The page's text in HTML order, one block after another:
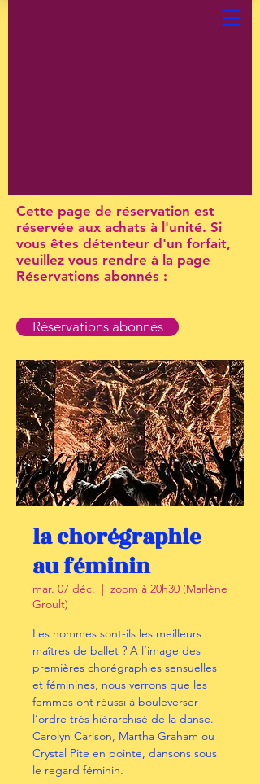
Cette page de réservation est
réservée aux achats à l'unité. Si
vous êtes détenteur d'un forfait,
veuillez vous rendre à la page
Réservations abonnés :
Réservations abonnés
la chorégraphie
au féminin
mar. 07 déc.
  |
zoom à 20h30 (Marlène
Groult)
Les hommes sont-ils les meilleurs
maîtres de ballet ? A l’image des
premières chorégraphies sensuelles
et féminines, nous verrons que les
femmes ont réussi à bouleverser
l’ordre très hiérarchisé de la danse.
Carolyn Carlson, Martha Graham ou
Crystal Pite en pointe, dansons sous
le regard féminin.